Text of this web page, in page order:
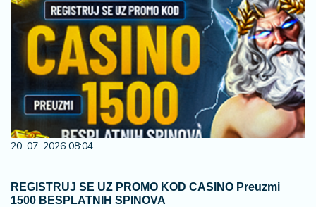
20. 07. 2026 08:04
REGISTRUJ SE UZ PROMO KOD CASINO Preuzmi
1500 BESPLATNIH SPINOVA